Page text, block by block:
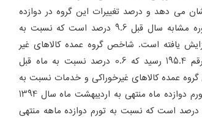
درصد افزایش نشان می دهد و درصد تغییرات این گروه در دوازده
ماه منتهی به اردیبهشت ماه 94 نسبت به دوره مشابه سال قبل 9.6 درصد است که نسبت به
ماه (9.2 درصد) افزایش یافته است. شاخص گروه عمده کالاهای غیر
خوراکی و خدمات در اردیبهشت ماه 94 به رقم 195.4 رسید که 0.6 درصد نسبت به ماه قبل
عمده کالاهای غیرخوراکی و خدمات نسبت به
ماه مشابه سال قبل 13.3 درصد بوده و نرخ تورم دوازده ماه منتهی به اردیبهشت ماه سال 1394
نسبت به دوره مشابه سال قبل این گروه 16.4 درصد است که نسبت به تورم دوازده ماهه منتهی